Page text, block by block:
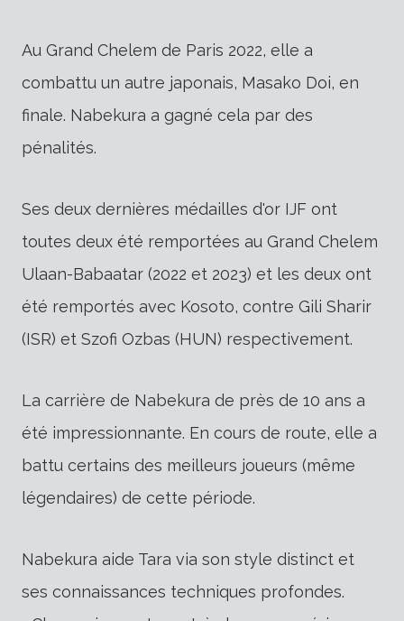
Au Grand Chelem de Paris 2022, elle a
combattu un autre japonais, Masako Doi, en
finale. Nabekura a gagné cela par des
pénalités.
Ses deux dernières médailles d'or IJF ont
toutes deux été remportées au Grand Chelem
Ulaan-Babaatar (2022 et 2023) et les deux ont
été remportés avec Kosoto, contre Gili Sharir
(ISR) et Szofi Ozbas (HUN) respectivement.
La carrière de Nabekura de près de 10 ans a
été impressionnante. En cours de route, elle a
battu certains des meilleurs joueurs (même
légendaires) de cette période.
Nabekura aide Tara via son style distinct et
ses connaissances techniques profondes.